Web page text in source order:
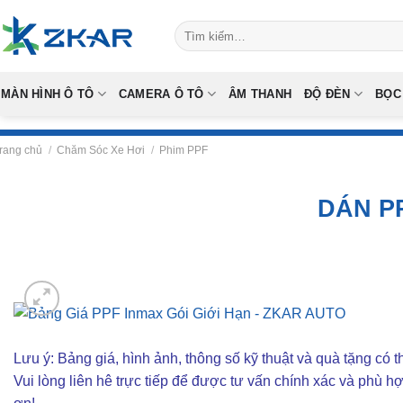
to
content
Tìm
kiếm:
MÀN HÌNH Ô TÔ CAMERA Ô TÔ ÂM THANH ĐỘ ĐÈN
chủ / Chăm Sóc Xe Hơi / Phim PPF
DÁN
Lưu ý: Bảng giá, hình ảnh, thông số kỹ thuật và quà tặng có
Vui lòng liên hê trực tiếp để được tư vấn chính xác và phù